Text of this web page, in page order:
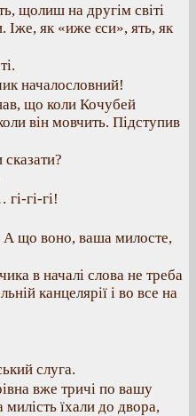
щолиш на другім світі
Іже, як «иже єси», ять, як
началословний!
що коли Кочубей
він мовчить. Підступив
гi-гi-гi!
що воно, ваша милосте,
в началі слова не тpeбa
канцелярії і во все на
слуга.
вже тричі по вашу
їхали до двора,